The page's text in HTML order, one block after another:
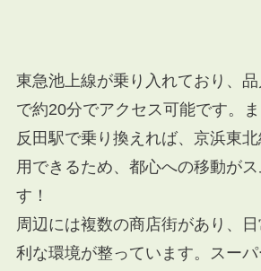
東急池上線が乗り入れており、
で約20分でアクセス可能です。
反田駅で乗り換えれば、京浜東
用できるため、都心への移動が
す！
周辺には複数の商店街があり、
利な環境が整っています。スー